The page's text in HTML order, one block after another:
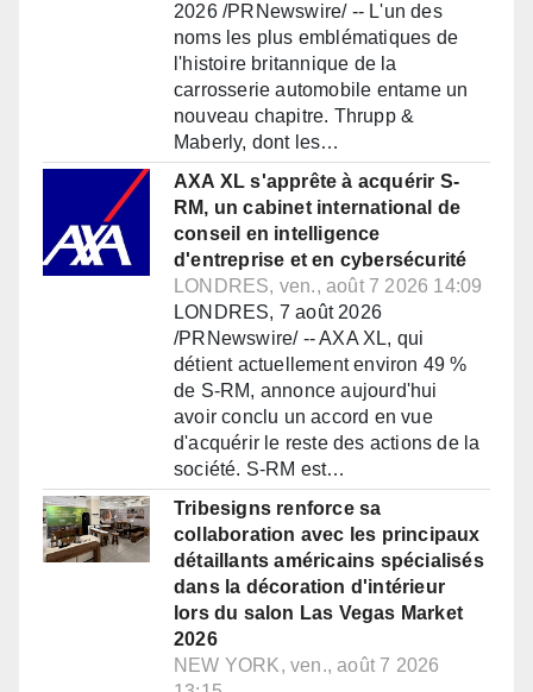
2026 /PRNewswire/ -- L'un des
noms les plus emblématiques de
l'histoire britannique de la
carrosserie automobile entame un
nouveau chapitre. Thrupp &
Maberly, dont les…
AXA XL s'apprête à acquérir S-
RM, un cabinet international de
conseil en intelligence
d'entreprise et en cybersécurité
LONDRES, ven., août 7 2026 14:09
LONDRES, 7 août 2026
/PRNewswire/ -- AXA XL, qui
détient actuellement environ 49 %
de S-RM, annonce aujourd'hui
avoir conclu un accord en vue
d'acquérir le reste des actions de la
société. S-RM est…
Tribesigns renforce sa
collaboration avec les principaux
détaillants américains spécialisés
dans la décoration d'intérieur
lors du salon Las Vegas Market
2026
NEW YORK, ven., août 7 2026